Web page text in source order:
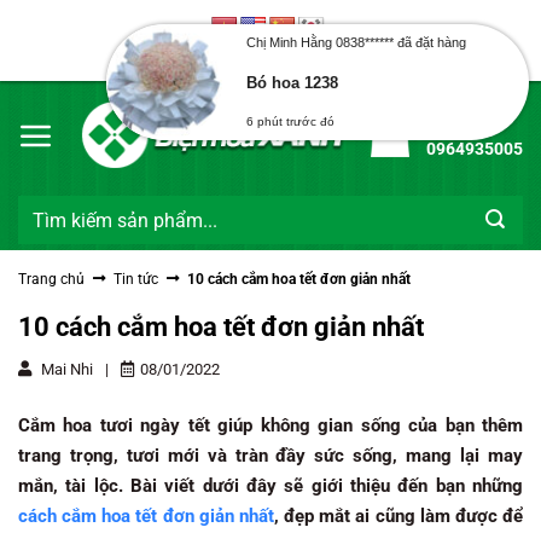
Chào mừng bạn đến với Điện Hoa Xanh
0964935005
Tìm
Trang chủ Tin tức 10 cách cắm hoa tết đơn giản nhất
10 cách cắm hoa tết đơn giản nhất
Mai Nhi | 08/01/2022
Cắm hoa tươi ngày tết giúp không gian sống của bạn thêm
trang trọng, tươi mới và tràn đầy sức sống, mang lại may
mắn, tài lộc. Bài viết dưới đây sẽ giới thiệu đến bạn những
cách cắm hoa tết đơn giản nhất, đẹp mắt ai cũng làm được để
Chị Minh Hằng 0838****** đã đặt hàng
Bó hoa 1238
6 phút trước đó